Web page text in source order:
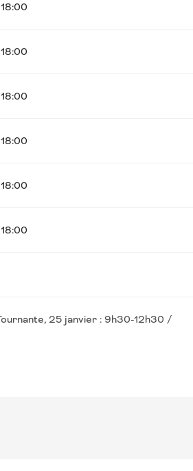
25 janvier : 9h30-12h30 /